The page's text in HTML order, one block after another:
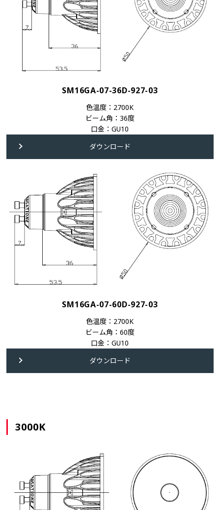
SM16GA-07-36D-927-03
色温度：2700K
ビーム角：36度
口金：GU10
ダウンロード
SM16GA-07-60D-927-03
色温度：2700K
ビーム角：60度
口金：GU10
ダウンロード
3000K